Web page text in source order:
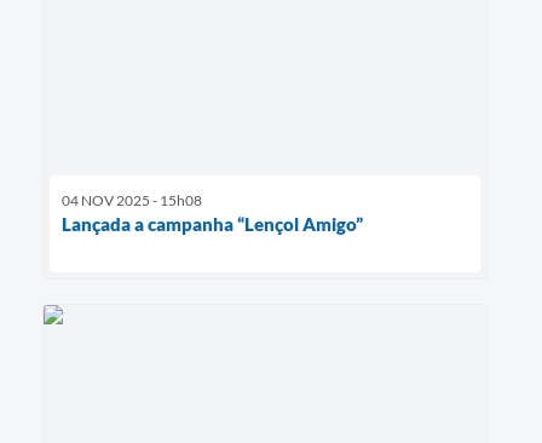
04 NOV 2025 - 15h08
Lançada a campanha “Lençol Amigo”